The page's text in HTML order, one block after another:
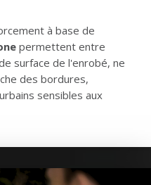
à base de
permettent entre
surface de l'enrobé, ne
des bordures,
sensibles aux